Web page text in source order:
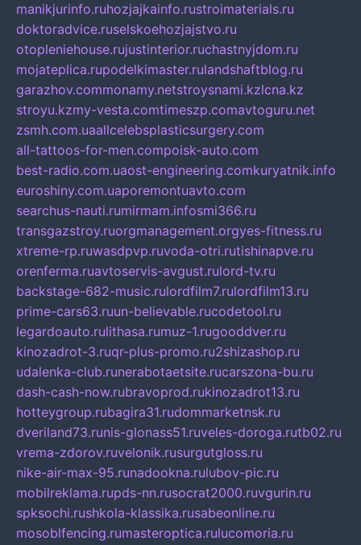
manikjurinfo.ruhozjajkainfo.rustroimaterials.ru
doktoradvice.ruselskoehozjajstvo.ru
otopleniehouse.rujustinterior.ruchastnyjdom.ru
mojateplica.rupodelkimaster.rulandshaftblog.ru
garazhov.commonamy.netstroysnami.kzlcna.kz
stroyu.kzmy-vesta.comtimeszp.comavtoguru.net
zsmh.com.uaallcelebsplasticsurgery.com
all-tattoos-for-men.compoisk-auto.com
best-radio.com.uaost-engineering.comkuryatnik.info
euroshiny.com.uaporemontuavto.com
searchus-nauti.rumirmam.infosmi366.ru
transgazstroy.ruorgmanagement.orgyes-fitness.ru
xtreme-rp.ruwasdpvp.ruvoda-otri.rutishinapve.ru
orenferma.ruavtoservis-avgust.rulord-tv.ru
backstage-682-music.rulordfilm7.rulordfilm13.ru
prime-cars63.ruun-believable.rucodetool.ru
legardoauto.rulithasa.rumuz-1.rugooddver.ru
kinozadrot-3.ruqr-plus-promo.ru2shizashop.ru
udalenka-club.runerabotaetsite.rucarszona-bu.ru
dash-cash-now.rubravoprod.rukinozadrot13.ru
hotteygroup.rubagira31.rudommarketnsk.ru
dveriland73.runis-glonass51.ruveles-doroga.rutb02.ru
vrema-zdorov.ruvelonik.rusurgutgloss.ru
nike-air-max-95.runadookna.rulubov-pic.ru
mobilreklama.rupds-nn.rusocrat2000.ruvgurin.ru
spksochi.rushkola-klassika.rusabeonline.ru
mosoblfencing.rumasteroptica.rulucomoria.ru